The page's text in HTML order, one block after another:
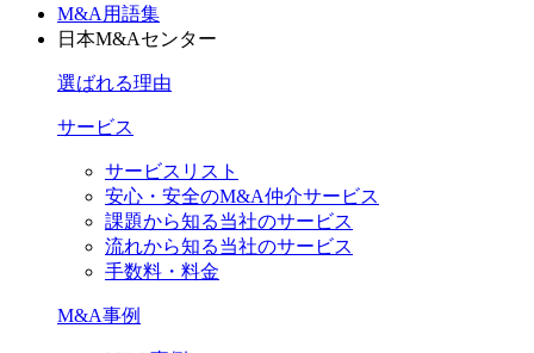
M&A用語集
日本M&Aセンター
選ばれる理由
サービス
サービスリスト
安心・安全のM&A仲介サービス
課題から知る当社のサービス
流れから知る当社のサービス
手数料・料金
M&A事例